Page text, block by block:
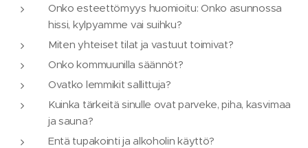
Onko esteettömyys huomioitu: Onko asunnossa
hissi, kylpyamme vai suihku?
Miten yhteiset tilat ja vastuut toimivat?
Onko kommuunilla säännöt?
Ovatko lemmikit sallittuja?
Kuinka tärkeitä sinulle ovat parveke, piha, kasvimaa
ja sauna?
Entä tupakointi ja alkoholin käyttö?